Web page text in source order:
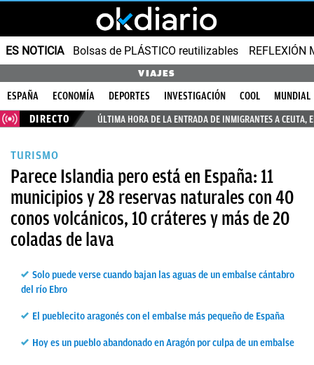
ES NOTICIA Bolsas de PLÁSTICO reutilizables REFLEXIÓN
VIAJES
ESPAÑA ECONOMÍA DEPORTES INVESTIGACIÓN COOL
MUNDIAL
DIRECTO
ÚLTIMA HORA DE LA ENTRADA DE INMIGRANTES A CEUTA,
TURISMO
Parece Islandia pero está en España: 11
municipios y 28 reservas naturales con 40
conos volcánicos, 10 cráteres y más de 20
coladas de lava
Solo puede verse cuando bajan las aguas de un embalse cántabro
del río Ebro
El pueblecito aragonés con el embalse más pequeño de España
Hoy es un pueblo abandonado en Aragón por culpa de un embalse